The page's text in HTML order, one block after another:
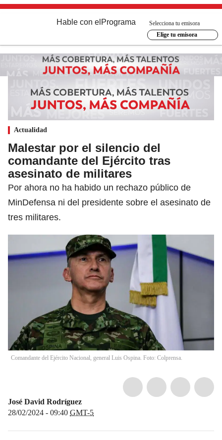
Hable con el Programa
Selecciona tu emisora
Elige tu emisora
Actualidad
Malestar por el silencio del
comandante del Ejército tras
asesinato de militares
Por ahora no ha habido un rechazo público de
MinDefensa ni del presidente sobre el asesinato de
tres militares.
Comandante del Ejército Nacional, general Luis Ospina. Foto: Colprensa.
José David Rodríguez
28/02/2024 - 09:40 GMT-5